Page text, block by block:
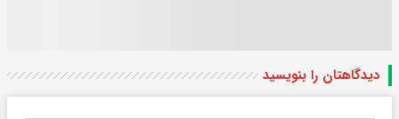
دیدگاهتان را بنویسید